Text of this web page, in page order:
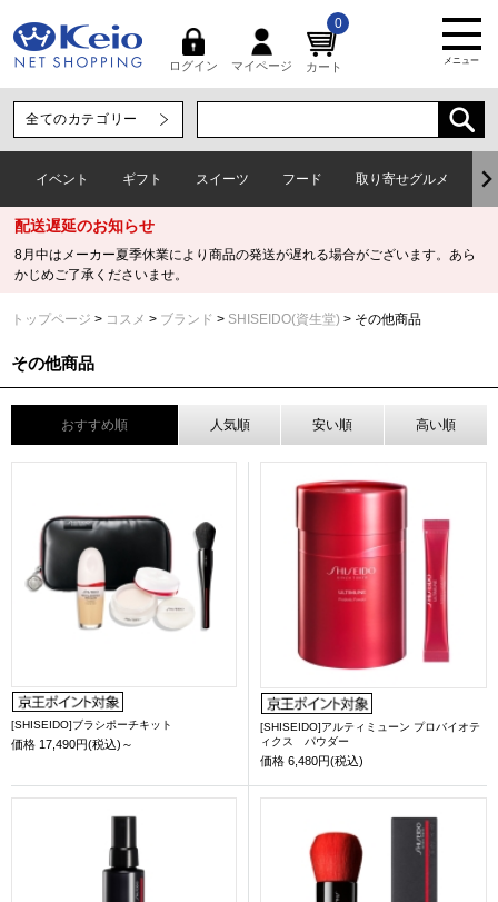
ログイン マイページ カート
0
メニュー
イベント ギフト スイーツ フード 取り寄せグルメ
配送遅延のお知らせ
8月中はメーカー夏季休業により商品の発送が遅れる場合がございます。あら
かじめご了承くださいませ。
トップページ コスメ ブランド SHISEIDO(資生堂) その他商品
その他商品
おすすめ順 人気順 安い順 高い順
[SHISEIDO]ブラシポーチキット
価格 17,490円(税込)～
[SHISEIDO]アルティミューン プロバイオテ
ィクス パウダー
価格 6,480円(税込)